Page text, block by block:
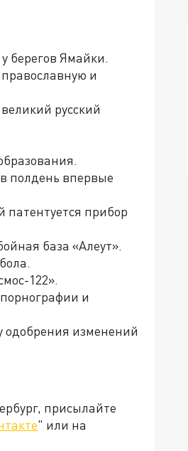
берегов Ямайки.
и
русский
полдень впервые
патентуется прибор
база «Алеут».
122».
и
одобрения изменений
присылайте
" или на